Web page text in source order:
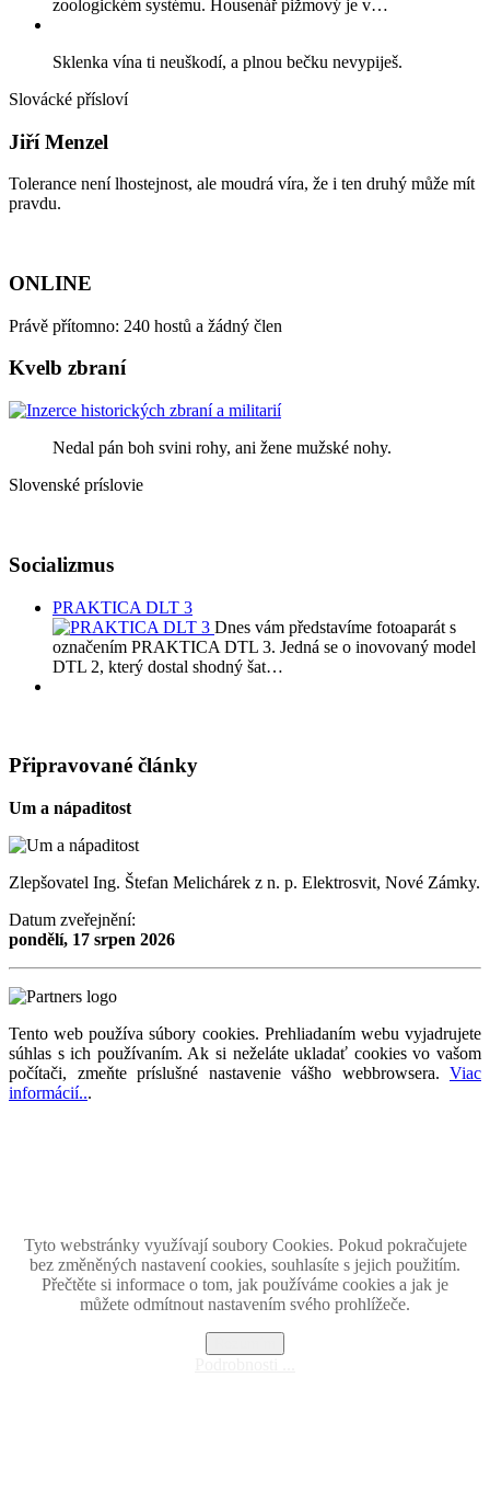
zoologickém systému. Housenář pižmový je v…
Sklenka vína ti neuškodí, a plnou bečku nevypiješ.
Slovácké přísloví
Jiří Menzel
Tolerance není lhostejnost, ale moudrá víra, že i ten druhý může mít
pravdu.
ONLINE
Právě přítomno: 240 hostů a žádný člen
Kvelb zbraní
Nedal pán boh svini rohy, ani žene mužské nohy.
Slovenské príslovie
Socializmus
PRAKTICA DLT 3
Dnes vám představíme fotoaparát s
označením PRAKTICA DTL 3. Jedná se o inovovaný model
DTL 2, který dostal shodný šat…
Připravované články
Um a nápaditost
Zlepšovatel Ing. Štefan Melichárek z n. p. Elektrosvit, Nové Zámky.
Datum zveřejnění:
pondělí, 17 srpen 2026
Tento web používa súbory cookies. Prehliadaním webu vyjadrujete
súhlas s ich používaním. Ak si neželáte ukladať cookies vo vašom
počítači, zmeňte príslušné nastavenie vášho webbrowsera. Viac
informácií...
Tyto webstránky využívají soubory Cookies. Pokud pokračujete
bez změněných nastavení cookies, souhlasíte s jejich použitím.
Přečtěte si informace o tom, jak používáme cookies a jak je
můžete odmítnout nastavením svého prohlížeče.